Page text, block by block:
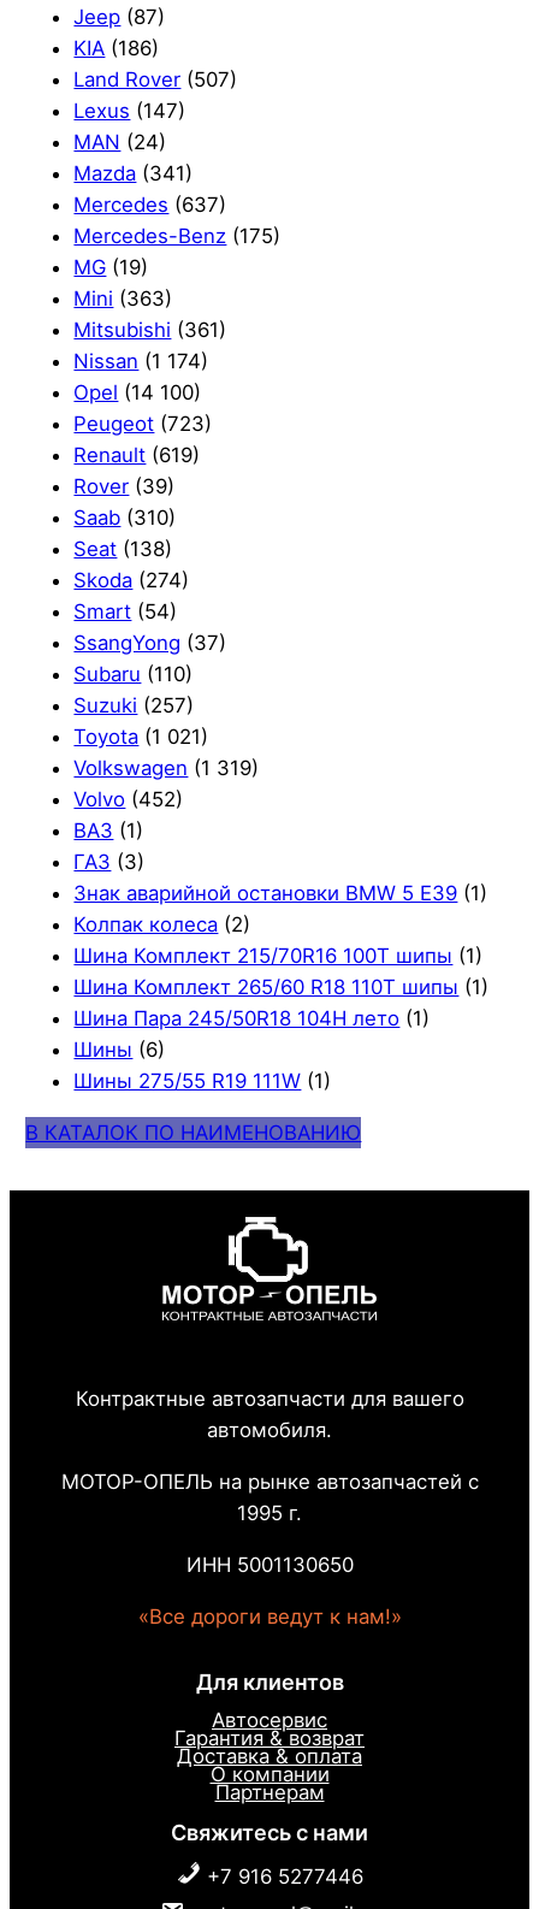
Jeep (87)
KIA (186)
Land Rover (507)
Lexus (147)
MAN (24)
Mazda (341)
Mercedes (637)
Mercedes-Benz (175)
MG (19)
Mini (363)
Mitsubishi (361)
Nissan (1 174)
Opel (14 100)
Peugeot (723)
Renault (619)
Rover (39)
Saab (310)
Seat (138)
Skoda (274)
Smart (54)
SsangYong (37)
Subaru (110)
Suzuki (257)
Toyota (1 021)
Volkswagen (1 319)
Volvo (452)
ВАЗ (1)
ГАЗ (3)
Знак аварийной остановки BMW 5 E39 (1)
Колпак колеса (2)
Шина Комплект 215/70R16 100T шипы (1)
Шина Комплект 265/60 R18 110T шипы (1)
Шина Пара 245/50R18 104H лето (1)
Шины (6)
Шины 275/55 R19 111W (1)
В КАТАЛОК ПО НАИМЕНОВАНИЮ
Контрактные автозапчасти для вашего
автомобиля.
МОТОР-ОПЕЛЬ на рынке автозапчастей с
1995 г.
ИНН 5001130650
«Все дороги ведут к нам!»
Для клиентов
Автосервис
Гарантия & возврат
Доставка & оплата
О компании
Партнерам
Свяжитесь с нами
+7 916 5277446